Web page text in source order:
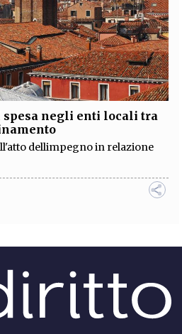
spesa negli enti locali tra
dellimpegno in relazione